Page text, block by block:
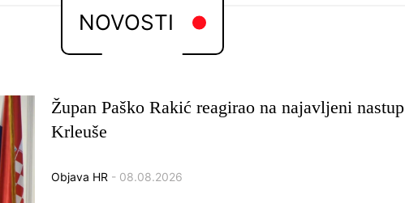
NOVOSTI
Župan Paško Rakić reagirao na najavljeni nastup
Krleuše
Objava HR - 08.08.2026